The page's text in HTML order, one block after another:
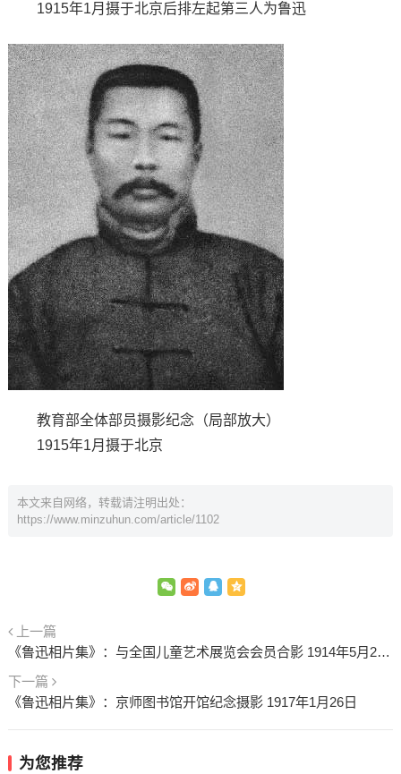
1915年1月摄于北京后排左起第三人为鲁迅
教育部全体部员摄影纪念（局部放大）
1915年1月摄于北京
本文来自网络，转载请注明出处：
https://www.minzuhun.com/article/1102
上一篇
《鲁迅相片集》：与全国儿童艺术展览会会员合影 1914年5月20日
下一篇
《鲁迅相片集》：京师图书馆开馆纪念摄影 1917年1月26日
为您推荐